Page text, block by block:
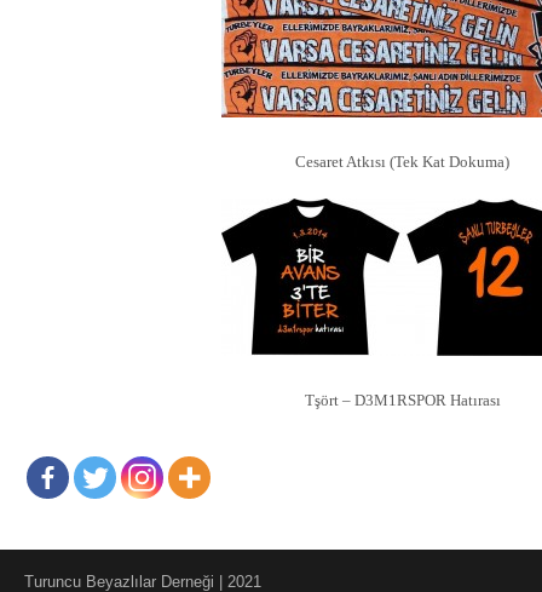
Cesaret Atkısı (Tek Kat Dokuma)
Tşört – D3M1RSPOR Hatırası
Turuncu Beyazlılar Derneği | 2021